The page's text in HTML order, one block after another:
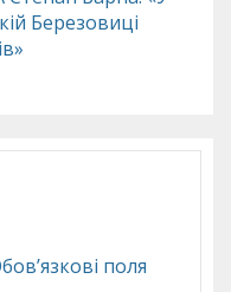
Березовиці
поля